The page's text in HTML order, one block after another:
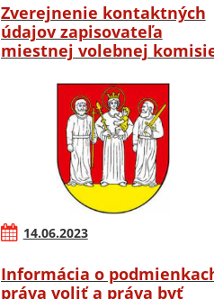
Zverejnenie kontaktných
údajov zapisovateľa
miestnej volebnej
14.06.2023
Informácia o
práva voliť a práva byť